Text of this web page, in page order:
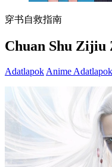
穿书自救指南
Chuan Shu Zijiu
Adatlapok Anime Adatlapok